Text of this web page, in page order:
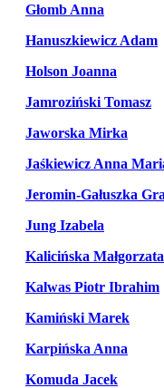
Głomb Anna
Hanuszkiewicz Adam
Holson Joanna
Jamroziński Tomasz
Jaworska Mirka
Jaśkiewicz Anna
Jeromin-Gałuszka
Jung Izabela
Kalicińska Małgorzata
Kalwas Piotr Ibrahim
Kamiński Marek
Karpińska Anna
Komuda Jacek